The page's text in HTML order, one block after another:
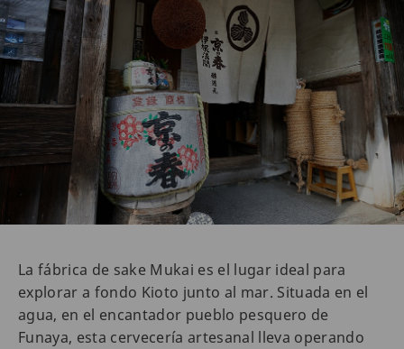
La fábrica de sake Mukai es el lugar ideal para
explorar a fondo Kioto junto al mar. Situada en el
agua, en el encantador pueblo pesquero de
Funaya, esta cervecería artesanal lleva operando